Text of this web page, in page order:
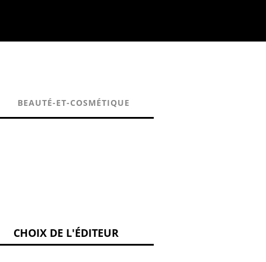
BEAUTÉ-ET-COSMÉTIQUE
CHOIX DE L'ÉDITEUR